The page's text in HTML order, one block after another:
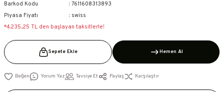
Barkod Kodu
7611608313893
Piyasa Fiyatı
swiss
*4.235,25 TL den başlayan taksitlerle!
Sepete Ekle Hemen Al
Yorum Yaz Tavsiye Et Paylaş Karşılaştır